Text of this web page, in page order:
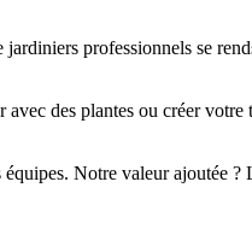
professionnels se
des plantes ou créer
Notre valeur